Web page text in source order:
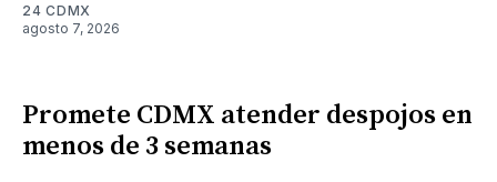
24 CDMX
agosto 7, 2026
Promete CDMX atender despojos en
menos de 3 semanas